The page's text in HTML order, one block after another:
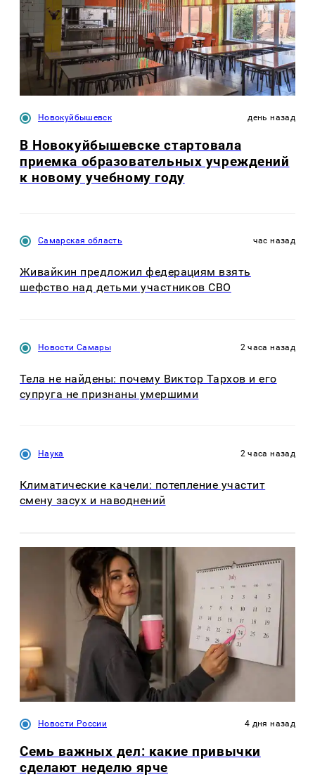
Новокуйбышевск день назад
В Новокуйбышевске стартовала
приемка образовательных учреждений
к новому учебному году
Самарская область час назад
Живайкин предложил федерациям взять
шефство над детьми участников СВО
Новости Самары 2 часа назад
Тела не найдены: почему Виктор Тархов и его
супруга не признаны умершими
Наука 2 часа назад
Климатические качели: потепление участит
смену засух и наводнений
Новости России 4 дня назад
Семь важных дел: какие привычки
сделают неделю ярче